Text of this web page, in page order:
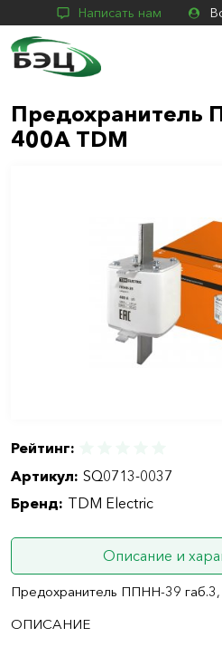
Написать нам
Предохранитель
400А TDM
Рейтинг:
Артикул: SQ0713-0037
Бренд: TDM Electric
Описание и
Предохранитель ППНН-39
ОПИСАНИЕ